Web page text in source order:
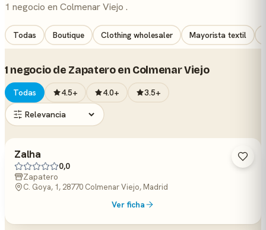
1 negocio en Colmenar Viejo .
Todas Boutique Clothing wholesaler Mayorista textil
1 negocio de Zapatero en Colmenar Viejo
Todas 4.5+ 4.0+ 3.5+
Zalha
0,0
Zapatero
C. Goya, 1, 28770 Colmenar Viejo, Madrid
Ver ficha